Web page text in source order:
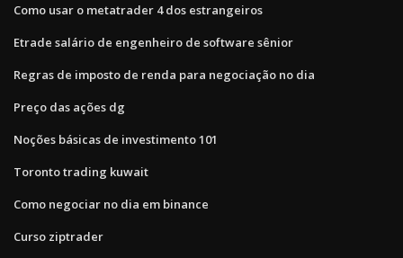
Como usar o metatrader 4 dos estrangeiros
Etrade salário de engenheiro de software sênior
Regras de imposto de renda para negociação no dia
Preço das ações dg
Noções básicas de investimento 101
Toronto trading kuwait
Como negociar no dia em binance
Curso ziptrader